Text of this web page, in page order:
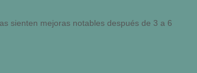
sienten mejoras notables después de 3 a 6